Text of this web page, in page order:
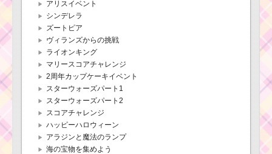
アリスイベント
シンデレラ
ズートピア
ヴィランズからの挑戦
ライオンキング
マリースコアチャレンジ
2周年カップケーキイベント
スターウォーズパート1
スターウォーズパート2
スコアチャレンジ
ハッピーハロウィーン
アラジンと魔法のランプ
海の宝物を集めよう